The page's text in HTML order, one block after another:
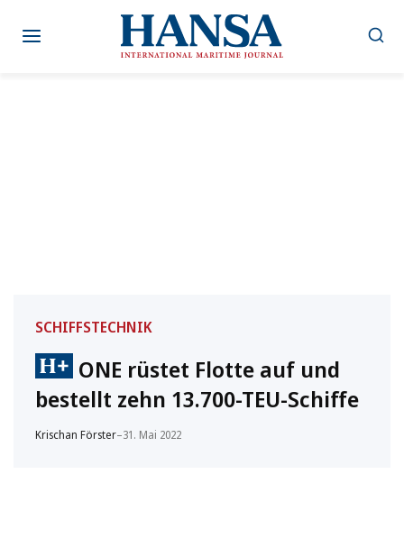
Inhalt
SCHIFFSTECHNIK
ONE rüstet Flotte auf und
bestellt zehn 13.700-TEU-Schiffe
Krischan Förster–31. Mai 2022